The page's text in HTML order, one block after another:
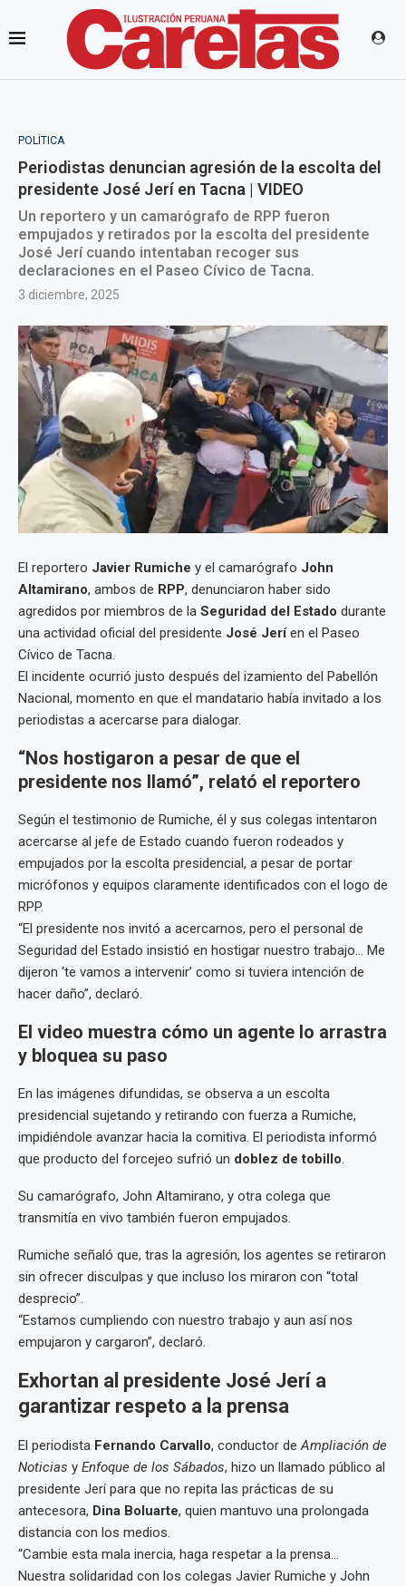
POLÍTICA
Periodistas denuncian agresión de la escolta del
presidente José Jerí en Tacna | VIDEO
Un reportero y un camarógrafo de RPP fueron
empujados y retirados por la escolta del presidente
José Jerí cuando intentaban recoger sus
declaraciones en el Paseo Cívico de Tacna.
3 diciembre, 2025
El reportero Javier Rumiche y el camarógrafo John
Altamirano, ambos de RPP, denunciaron haber sido
agredidos por miembros de la Seguridad del Estado durante
una actividad oficial del presidente José Jeríen el Paseo
Cívico de Tacna.
El incidente ocurrió justo después del izamiento del Pabellón
Nacional, momento en que el mandatario había invitado a los
periodistas a acercarse para dialogar.
“Nos hostigaron a pesar de que el
presidente nos llamó”, relató el reportero
Según el testimonio de Rumiche, él y sus colegas intentaron
acercarse al jefe de Estado cuando fueron rodeados y
empujados por la escolta presidencial, a pesar de portar
micrófonos y equipos claramente identificados con el logo de
RPP.
“El presidente nos invitó a acercarnos, pero el personal de
Seguridad del Estado insistió en hostigar nuestro trabajo… Me
dijeron ‘te vamos a intervenir’ como si tuviera intención de
hacer daño”, declaró.
El video muestra cómo un agente lo arrastra
y bloquea su paso
En las imágenes difundidas, se observa a un escolta
presidencial sujetando y retirando con fuerza a Rumiche,
impidiéndole avanzar hacia la comitiva. El periodista informó
que producto del forcejeo sufrió un doblez de tobillo.
Su camarógrafo, John Altamirano, y otra colega que
transmitía en vivo también fueron empujados.
Rumiche señaló que, tras la agresión, los agentes se retiraron
sin ofrecer disculpas y que incluso los miraron con “total
desprecio”.
“Estamos cumpliendo con nuestro trabajo y aun así nos
empujaron y cargaron”, declaró.
Exhortan al presidente José Jerí a
garantizar respeto a la prensa
El periodista Fernando Carvallo, conductor deAmpliación de
Noticias y Enfoque de los Sábados, hizo un llamado público al
presidente Jerí para que no repita las prácticas de su
antecesora, Dina Boluarte, quien mantuvo una prolongada
distancia con los medios.
“Cambie esta mala inercia, haga respetar a la prensa…
Nuestra solidaridad con los colegas Javier Rumiche y John